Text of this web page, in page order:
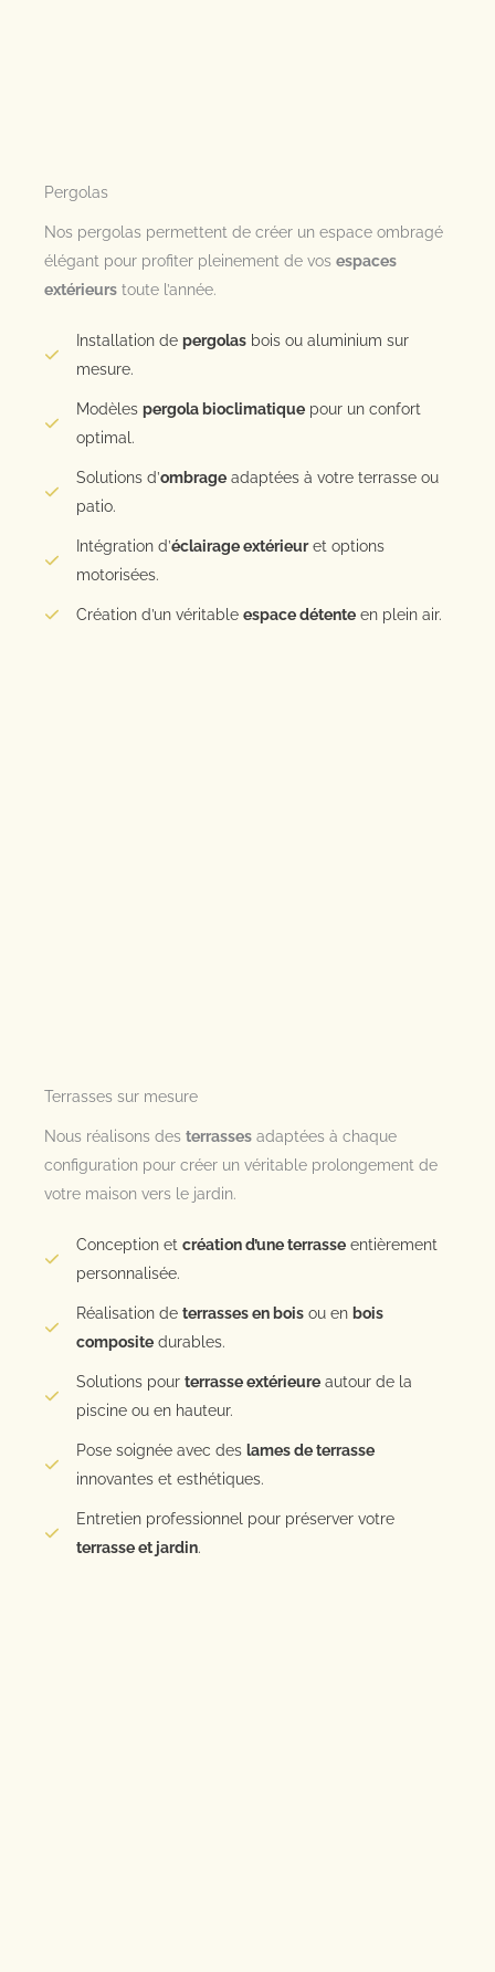
Pergolas
Nos pergolas permettent de créer un espace ombragé
élégant pour profiter pleinement de vos espaces
extérieurs toute l’année.
Installation de pergolas bois ou aluminium sur
mesure.
Modèles pergola bioclimatique pour un confort
optimal.
Solutions d’ombrage adaptées à votre terrasse ou
patio.
Intégration d’éclairage extérieuret options
motorisées.
Création d’un véritable espace détente en plein air.
Terrasses sur mesure
Nous réalisons des terrasses adaptées à chaque
configuration pour créer un véritable prolongement de
votre maison vers le jardin.
Conception et création d’une terrasse entièrement
personnalisée.
Réalisation de terrasses en bois ou en bois
composite durables.
Solutions pour terrasse extérieure autour de la
piscine ou en hauteur.
Pose soignée avec des lames de terrasse
innovantes et esthétiques.
Entretien professionnel pour préserver votre
terrasse et jardin.